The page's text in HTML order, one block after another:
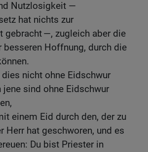
Nutzlosigkeit —
hat nichts zur
gebracht —, zugleich aber die
besseren Hoffnung, durch die
nicht ohne Eidschwur
sind ohne Eidschwur
einem Eid durch den, der zu
Herr hat geschworen, und es
Du bist Priester in